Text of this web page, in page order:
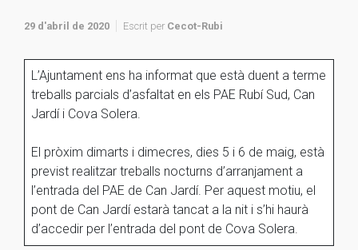
29 d'abril de 2020 Escrit per Cecot-Rubi
L’Ajuntament ens ha informat que està duent a terme
treballs parcials d’asfaltat en els PAE Rubí Sud, Can
Jardí i Cova Solera.
El pròxim dimarts i dimecres, dies 5 i 6 de maig, està
previst realitzar treballs nocturns d’arranjament a
l’entrada del PAE de Can Jardí. Per aquest motiu, el
pont de Can Jardí estarà tancat a la nit i s’hi haurà
d’accedir per l’entrada del pont de Cova Solera.